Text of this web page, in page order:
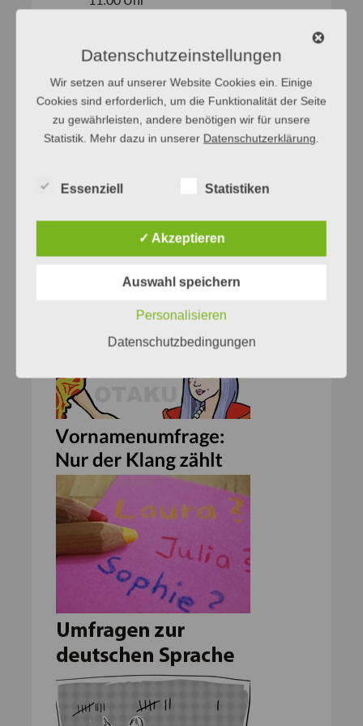
01.07.2026 - 15:00 Uhr
1 2
Datenschutzeinstellungen
Wir setzen auf unserer Website Cookies ein. Einige
Cookies sind erforderlich, um die Funktionalität der Seite
zu gewährleisten, andere benötigen wir für unsere
Statistik. Mehr dazu in unserer Datenschutzerklärung
Essenziell Statistiken
✓ Akzeptieren
Auswahl speichern
Personalisieren
Datenschutzbedingungen